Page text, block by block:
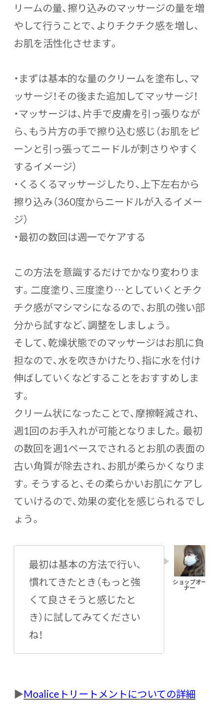
リームの量、擦り込みのマッサージの量を増
やして行うことで、よりチクチク感を増し、
お肌を活性化させます。
・まずは基本的な量のクリームを塗布し、マ
ッサージ！その後また追加してマッサージ！
・マッサージは、片手で皮膚を引っ張りなが
ら、もう片方の手で擦り込む感じ（お肌をピ
ーンと引っ張ってニードルが刺さりやすく
するイメージ）
・くるくるマッサージしたり、上下左右から
擦り込み（360度からニードルが入るイメー
ジ）
・最初の数回は週一でケアする
この方法を意識するだけでかなり変わりま
す。二度塗り、三度塗り…としていくとチク
チク感がマシマシになるので、お肌の強い部
分から試すなど、調整をしましょう。
そして、乾燥状態でのマッサージはお肌に負
担なので、水を吹きかけたり、指に水を付け
伸ばしていくなどすることをおすすめしま
す。
クリーム状になったことで、摩擦軽減され、
週1回のお手入れが可能となりました。最初
の数回を週1ペースでされるとお肌の表面の
古い角質が除去され、お肌が柔らかくなりま
す。そうすると、その柔らかいお肌にケアし
ていけるので、効果の変化を感じられるでし
ょう。
最初は基本の方法で行い、
慣れてきたとき（もっと強
くて良さそうと感じたと
き）に試してみてください
ね！
▶Moaliceトリートメントについての詳細